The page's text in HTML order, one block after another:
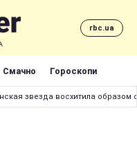
rbc.ua
Смачно Гороскопи
звезда восхитила образом